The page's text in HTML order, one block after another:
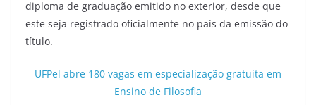
diploma de graduação emitido no exterior, desde que
este seja registrado oficialmente no país da emissão do
título.
UFPel abre 180 vagas em especialização gratuita em
Ensino de Filosofia